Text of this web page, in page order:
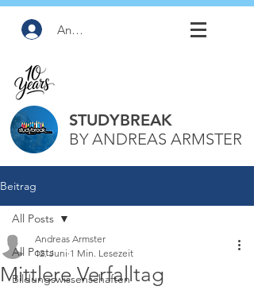
Anmelden
STUDYBREAK
BY ANDREAS ARMSTER
Beitrag
All Posts
Bildungswissenschaften
All Posts
Mittlere Verfalltag
Andreas Armster
12. Juni 1 Min. Lesezeit